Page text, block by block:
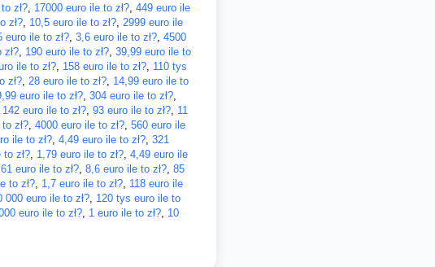
zł?, 17000 euro ile to zł?, 449 euro ile
zł?, 10,5 euro ile to zł?, 2999 euro ile
euro ile to zł?, 3,6 euro ile to zł?, 4500
zł?, 190 euro ile to zł?, 39,99 euro ile to
ile to zł?, 158 euro ile to zł?, 110 tys
zł?, 28 euro ile to zł?, 14,99 euro ile to
euro ile to zł?, 304 euro ile to zł?,
142 euro ile to zł?, 93 euro ile to zł?, 11
zł?, 4000 euro ile to zł?, 560 euro ile
ile to zł?, 4,49 euro ile to zł?, 321
zł?, 1,79 euro ile to zł?, 4,49 euro ile
61 euro ile to zł?, 8,6 euro ile to zł?, 85
to zł?, 1,7 euro ile to zł?, 118 euro ile
000 euro ile to zł?, 120 tys euro ile to
euro ile to zł?, 1 euro ile to zł?, 10